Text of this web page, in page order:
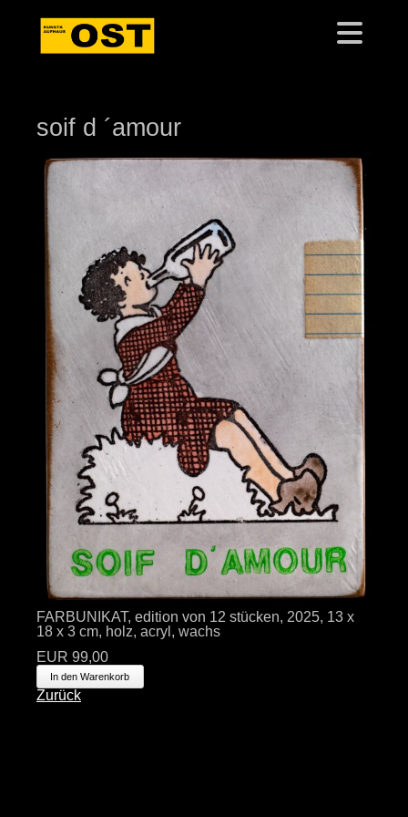
soif d ´amour
FARBUNIKAT, edition von 12 stücken, 2025, 13 x
18 x 3 cm, holz, acryl, wachs
EUR 99,00
Zurück